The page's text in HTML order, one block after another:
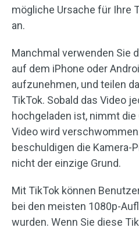
mögliche Ursache für Ihre
an.
Manchmal verwenden Sie
auf dem iPhone oder
aufzunehmen, und teilen
TikTok. Sobald das Video
hochgeladen ist, nimmt die
Video wird
beschuldigen die Kamera-
nicht der einzige Grund.
Mit TikTok können
bei den meisten 1080p-
wurden. Wenn Sie diese